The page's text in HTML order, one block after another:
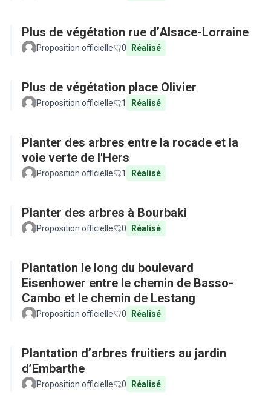
Plus de végétation rue d’Alsace-Lorraine
Proposition officielle 0 Réalisé
Plus de végétation place Olivier
Proposition officielle 1 Réalisé
Planter des arbres entre la rocade et la
voie verte de l'Hers
Proposition officielle 1 Réalisé
Planter des arbres à Bourbaki
Proposition officielle 0 Réalisé
Plantation le long du boulevard
Eisenhower entre le chemin de Basso-
Cambo et le chemin de Lestang
Proposition officielle 0 Réalisé
Plantation d’arbres fruitiers au jardin
d’Embarthe
Proposition officielle 0 Réalisé